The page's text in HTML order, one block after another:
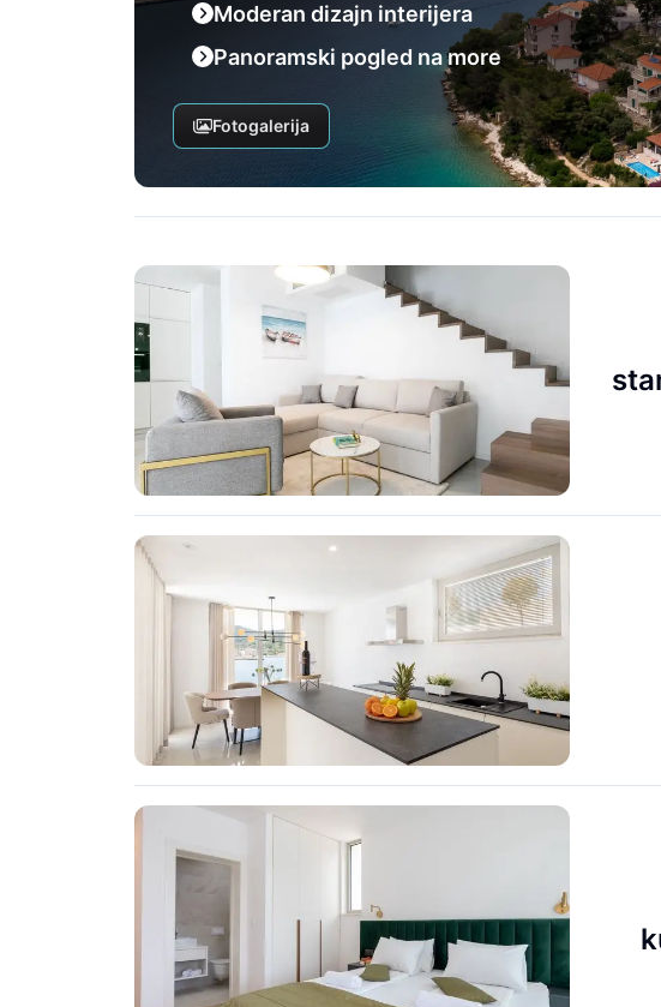
Moderan dizajn interijera
Panoramski pogled na more
Fotogalerija